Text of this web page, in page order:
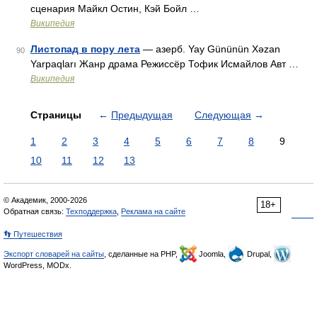
сценария Майкл Остин, Кэй Бойл …
Википедия
90 Листопад в пору лета — азерб. Yay Gününün Xəzan
Yarpaqları Жанр драма Режиссёр Тофик Исмайлов Авт …
Википедия
Страницы ← Предыдущая Следующая →
1 2 3 4 5 6 7 8
9
10
11 12 13
18+
© Академик, 2000-2026
Обратная связь: Техподдержка Реклама на сайте
👣 Путешествия
Экспорт словарей на сайты , сделанные на PHP, Joomla,
Drupal,
WordPress, MODx.